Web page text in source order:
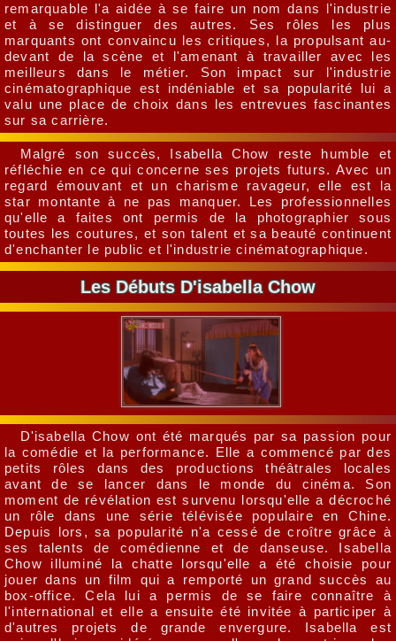
remarquable l'a aidée à se faire un nom dans l'industrie
et à se distinguer des autres. Ses rôles les plus
marquants ont convaincu les critiques, la propulsant au-
devant de la scène et l'amenant à travailler avec les
meilleurs dans le métier. Son impact sur l'industrie
cinématographique est indéniable et sa popularité lui a
valu une place de choix dans les entrevues fascinantes
sur sa carrière.
Malgré son succès, Isabella Chow reste humble et
réfléchie en ce qui concerne ses projets futurs. Avec un
regard émouvant et un charisme ravageur, elle est la
star montante à ne pas manquer. Les professionnelles
qu'elle a faites ont permis de la photographier sous
toutes les coutures, et son talent et sa beauté continuent
d'enchanter le public et l'industrie cinématographique.
Les Débuts D'isabella Chow
D'isabella Chow ont été marqués par sa passion pour
la comédie et la performance. Elle a commencé par des
petits rôles dans des productions théâtrales locales
avant de se lancer dans le monde du cinéma. Son
moment de révélation est survenu lorsqu'elle a décroché
un rôle dans une série télévisée populaire en Chine.
Depuis lors, sa popularité n'a cessé de croître grâce à
ses talents de comédienne et de danseuse. Isabella
Chow illuminé la chatte lorsqu'elle a été choisie pour
jouer dans un film qui a remporté un grand succès au
box-office. Cela lui a permis de se faire connaître à
l'international et elle a ensuite été invitée à participer à
d'autres projets de grande envergure. Isabella est